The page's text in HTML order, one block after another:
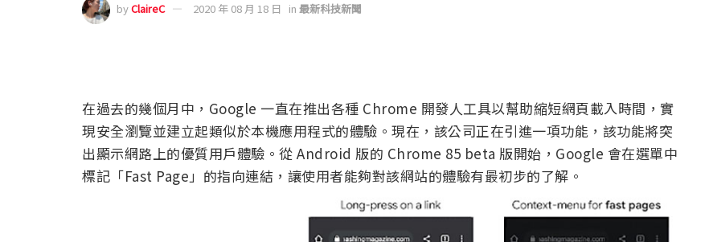
byClaireC 2020 年 08 月 18 日 in 最新科技新聞
在過去的幾個月中，Google 一直在推出各種 Chrome 開發人工具以幫助縮短網頁載入時間，實
現安全瀏覽並建立起類似於本機應用程式的體驗。現在，該公司正在引進一項功能，該功能將突
出顯示網路上的優質用戶體驗。從 Android 版的 Chrome 85 beta 版開始，Google 會在選單中
標記「Fast Page」的指向連結，讓使用者能夠對該網站的體驗有最初步的了解。